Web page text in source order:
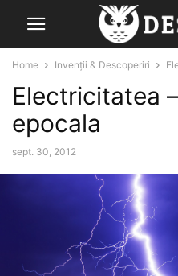
Home Invenții & Descoperiri
Electricitatea
epocala
sept. 30, 2012